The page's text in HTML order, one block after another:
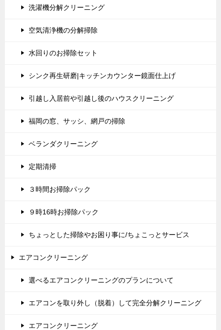
洗濯機分解クリーニング
空気清浄機の分解掃除
水回りのお掃除セット
シンク再生研磨|キッチンカウンター鏡面仕上げ
引越し入居前や引越し後のハウスクリーニング
福岡の窓、サッシ、網戸の掃除
ベランダクリーニング
定期清掃
３時間お掃除パック
９時16時お掃除パック
ちょっとした掃除やお困り事に/ちょこっとサービス
エアコンクリーニング
選べるエアコンクリーニングのプランについて
エアコンを取り外し（脱着）して完全分解クリーニング
エアコンクリーニング